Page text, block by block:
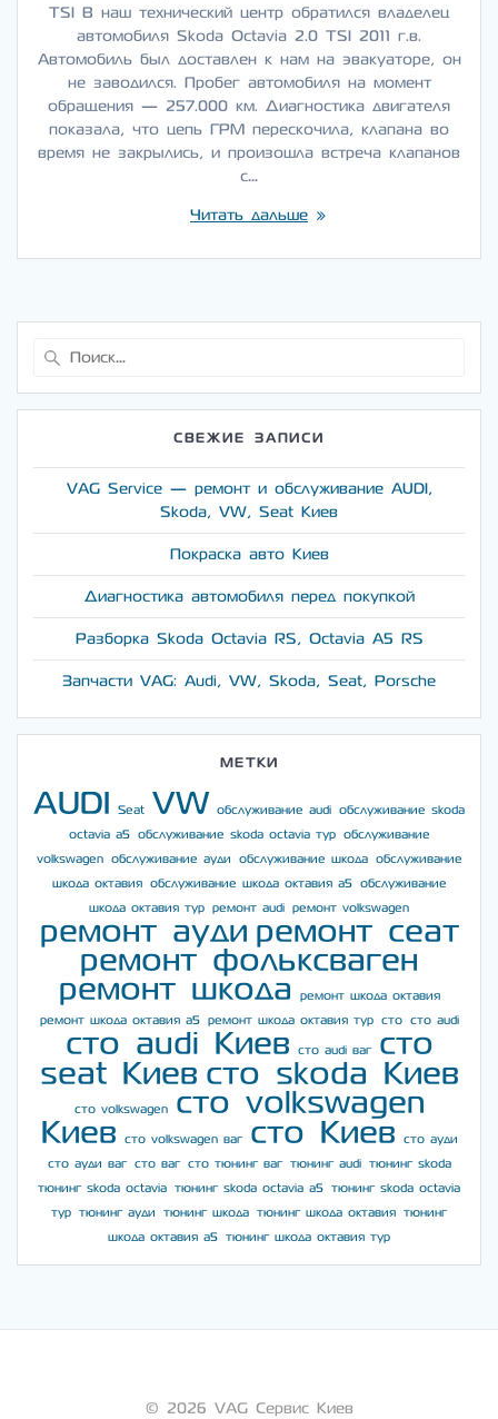
TSI В наш технический центр обратился владелец
автомобиля Skoda Octavia 2.0 TSI 2011 г.в.
Автомобиль был доставлен к нам на эвакуаторе, он
не заводился. Пробег автомобиля на момент
обращения — 257.000 км. Диагностика двигателя
показала, что цепь ГРМ перескочила, клапана во
время не закрылись, и произошла встреча клапанов
с…
Читать дальше
СВЕЖИЕ ЗАПИСИ
VAG Service — ремонт и обслуживание AUDI,
Skoda, VW, Seat Киев
Покраска авто Киев
Диагностика автомобиля перед покупкой
Разборка Skoda Octavia RS, Octavia A5 RS
Запчасти VAG: Audi, VW, Skoda, Seat, Porsche
МЕТКИ
AUDI Seat VW обслуживание audi
обслуживание skoda
octavia a5
обслуживание skoda octavia тур
обслуживание
volkswagen
обслуживание ауди обслуживание шкода
обслуживание
шкода октавия
обслуживание шкода октавия а5
обслуживание
шкода октавия тур
ремонт audi ремонт volkswagen
ремонт ауди ремонт сеат
ремонт фольксваген
ремонт шкода
ремонт шкода октавия
ремонт шкода октавия а5
ремонт шкода октавия тур сто сто audi
сто audi Киев сто audi ваг
сто
seat Киев сто skoda Киев
сто volkswagen
сто volkswagen
Киев
сто volkswagen ваг сто Киев
сто ауди
сто ауди ваг
сто ваг сто тюнинг ваг тюнинг audi
тюнинг skoda
тюнинг skoda octavia
тюнинг skoda octavia a5
тюнинг skoda octavia
тур
тюнинг ауди тюнинг шкода тюнинг шкода октавия
тюнинг
шкода октавия а5
тюнинг шкода октавия тур
© 2026 VAG Сервис Киев